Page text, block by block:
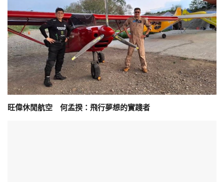
旺偉休閒航空 何孟揆：飛行夢想的實踐者